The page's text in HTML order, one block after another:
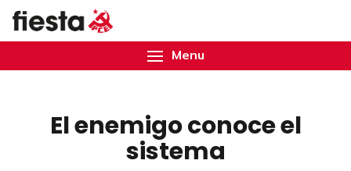
Menu
El enemigo conoce el
sistema